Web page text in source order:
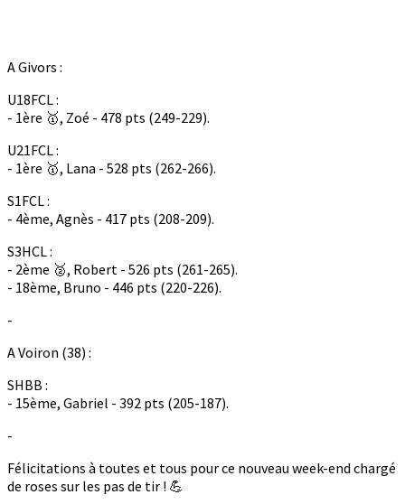
A Givors :
U18FCL :
- 1ère 🥇, Zoé - 478 pts (249-229).
U21FCL :
- 1ère 🥇, Lana - 528 pts (262-266).
S1FCL :
- 4ème, Agnès - 417 pts (208-209).
S3HCL :
- 2ème 🥈, Robert - 526 pts (261-265).
- 18ème, Bruno - 446 pts (220-226).
-
A Voiron (38) :
SHBB :
- 15ème, Gabriel - 392 pts (205-187).
-
Félicitations à toutes et tous pour ce nouveau week-end chargé
de roses sur les pas de tir ! 💪